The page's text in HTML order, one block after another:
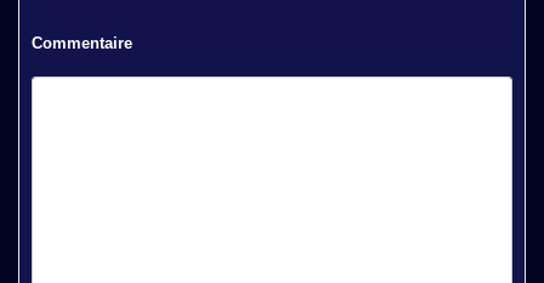
Commentaire